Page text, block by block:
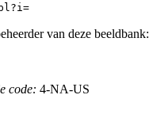
van deze beeldbank:
code: 4-NA-US